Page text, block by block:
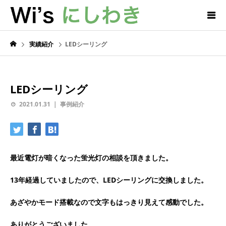
実績紹介 LEDシーリング
LEDシーリング
2021.01.31 事例紹介
最近電灯が暗くなった蛍光灯の相談を頂きました。
13年経過していましたので、LEDシーリングに交換しました。
あざやかモード搭載なので文字もはっきり見えて感動でした。